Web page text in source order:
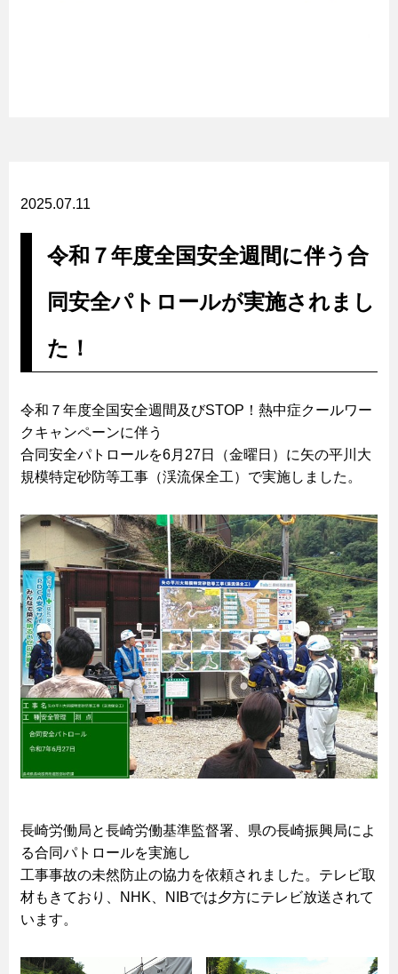
2025.07.11
令和７年度全国安全週間に伴う合
同安全パトロールが実施されまし
た！
令和７年度全国安全週間及びSTOP！熱中症クールワー
クキャンペーンに伴う
合同安全パトロールを6月27日（金曜日）に矢の平川大
規模特定砂防等工事（渓流保全工）で実施しました。
長崎労働局と長崎労働基準監督署、県の長崎振興局によ
る合同パトロールを実施し
工事事故の未然防止の協力を依頼されました。テレビ取
材もきており、NHK、NIBでは夕方にテレビ放送されて
います。